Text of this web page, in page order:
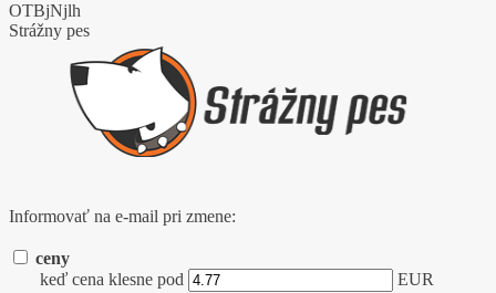
OTBjNjlh
Strážny pes
Informovať na e-mail pri zmene:
ceny
keď cena klesne pod
EUR